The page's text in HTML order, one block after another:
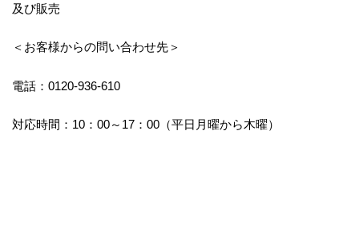
及び販売
＜お客様からの問い合わせ先＞
電話：0120-936-610
対応時間：10：00～17：00（平日月曜から木曜）